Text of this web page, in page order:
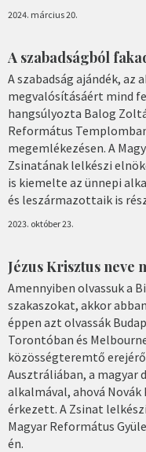
2024. március 20.
A szabadságból
A szabadság ajándék, az
megvalósításáért mind
hangsúlyozta Balog
Református
megemlékezésen. A
Zsinatának lelkészi
is kiemelte az ünnepi
és leszármazottaik is
2023. október 23.
Jézus Krisztus neve
Amennyiben olvassuk a
szakaszokat, akkor
éppen azt olvassák
Torontóban és
közösségteremtő
Ausztráliában, a
alkalmával, ahová
érkezett. A Zsinat
Magyar Református
én.